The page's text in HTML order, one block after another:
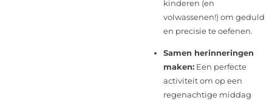
kinderen (en
volwassenen!) om geduld
en precisie te oefenen.
Samen herinneringen
maken:Een perfecte
activiteit om op een
regenachtige middag